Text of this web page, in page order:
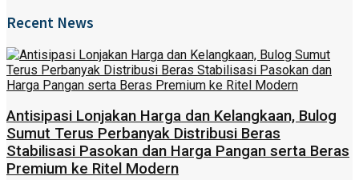
Recent News
Antisipasi Lonjakan Harga dan Kelangkaan, Bulog
Sumut Terus Perbanyak Distribusi Beras
Stabilisasi Pasokan dan Harga Pangan serta Beras
Premium ke Ritel Modern